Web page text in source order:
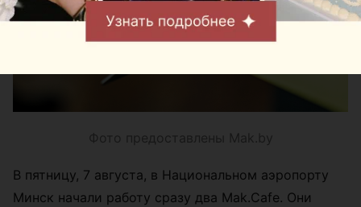
Фото предоставлены Mak.by
В пятницу, 7 августа, в Национальном аэропорту
Минск начали работу сразу два Mak.Cafe. Они